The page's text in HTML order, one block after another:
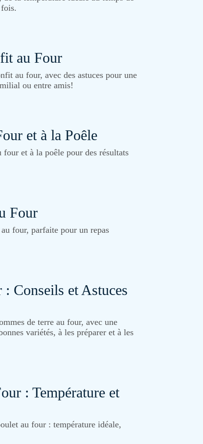
au Four
au four, avec des astuces pour une
ou entre amis!
et à la Poêle
et à la poêle pour des résultats
Four
four, parfaite pour un repas
: Conseils et Astuces
de terre au four, avec une
variétés, à les préparer et à les
: Température et
au four : température idéale,